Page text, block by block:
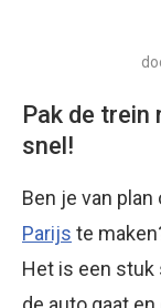
Pak de
snel!
Ben je van
Parijs te
Het is een stuk